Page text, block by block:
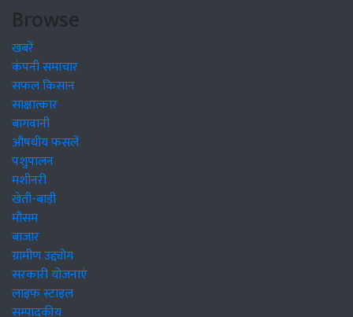
Browse
खबरें
कंपनी समाचार
सफल किसान
साक्षात्कार
बागवानी
औषधीय फसलें
पशुपालन
मशीनरी
खेती-बाड़ी
मौसम
बाजार
ग्रामीण उद्द्योग
सरकारी योजनाएं
लाइफ स्टाइल
सम्पादकीय